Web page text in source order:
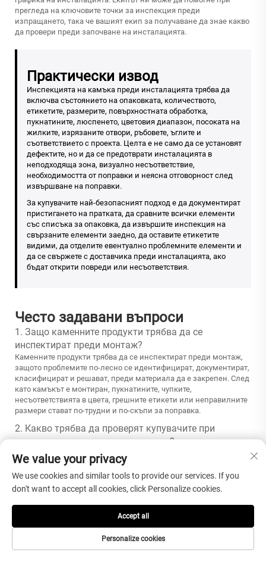
прегледа на ключовите точки за инспекция преди
изпращането, така че вашият екип за получаване да знае какво
да провери преди започване на инсталацията.
Практически извод
Инспекцията на камъка преди инсталацията трябва да
включва състоянието на опаковката, количеството,
етикетите, размерите, повърхностната обработка,
пукнатините, люспенето, цветовия диапазон, посоката на
жилките, изрязаните отвори, ръбовете, ъглите и
съответствието с проекта. Целта е не само да се установят
дефектите, но и да се предотврати инсталацията в
неподходяща зона, визуално несъответствие,
необходимостта от поправки и неясна отговорност след
извършване на поправки.
За купувачите най-безопасният подход е да документират
пристигането на пратката, да сравните всички елементи
със списъка за опаковка, да извършите инспекция на
свързаните елементи заедно, да оставите етикетите
видими, да отделите евентуално проблемните елементи и
да се свържете с доставчика преди инсталацията, ако
бъдат открити повреди или несъответствия.
Често задавани въпроси
1. Защо каменните продукти трябва да се
инспектират преди монтаж?
Каменните продукти трябва да се инспектират преди монтаж,
защото проблемите по-лесно се идентифицират, документират,
класифицират и решават, преди материала да е закрепен. След
като камъкът е монтиран, пукнатините, чупките,
несъответствията в цвета, грешните етикети или неправилните
размери стават по-трудни и по-скъпи за поправка.
2. Какво трябва да проверят купувачите при
инспекцията на каменни продукти?
Купувачите трябва да проверят състоянието на опаковката,
количеството, етикетите, размерите, дебелината,
повърхностната обработка, пукнатините, чупките, ъглите,
ръбовете, цветовия диапазон, посоката на жилките,
съвпадането на шарките, изрязаните отвори, дупките и
съответствието с проектната площ преди започване на
3. Как трябва да се инспектира вариацията в цвета
на естествения камък?
We value your privacy
We use cookies and similar tools to provide our services. If you
don't want to accept all cookies, click Personalize cookies.
Personalize cookies
Accept all